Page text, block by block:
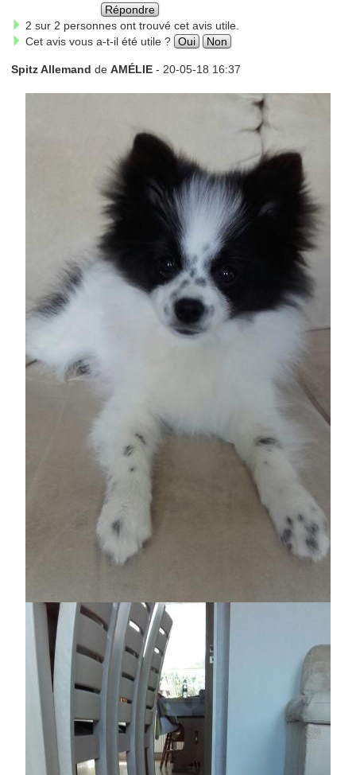
Répondre
2 sur 2 personnes ont trouvé cet avis utile.
Cet avis vous a-t-il été utile ? Oui Non
Spitz Allemand de AMÉLIE- 20-05-18 16:37